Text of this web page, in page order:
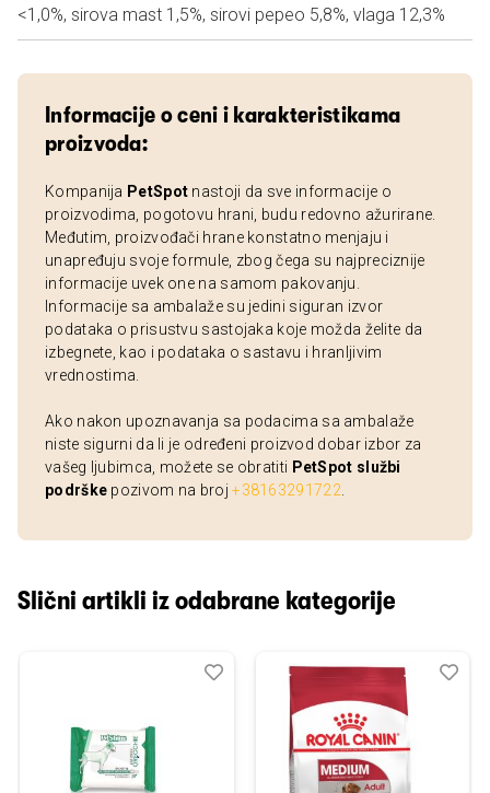
<1,0%, sirova mast 1,5%, sirovi pepeo 5,8%, vlaga 12,3%
Informacije o ceni i karakteristikama
proizvoda:
Kompanija PetSpot nastoji da sve informacije o
proizvodima, pogotovu hrani, budu redovno ažurirane.
Međutim, proizvođači hrane konstatno menjaju i
unapređuju svoje formule, zbog čega su najpreciznije
informacije uvek one na samom pakovanju.
Informacije sa ambalaže su jedini siguran izvor
podataka o prisustvu sastojaka koje možda želite da
izbegnete, kao i podataka o sastavu i hranljivim
vrednostima.
Ako nakon upoznavanja sa podacima sa ambalaže
niste sigurni da li je određeni proizvod dobar izbor za
vašeg ljubimca, možete se obratiti PetSpot službi
podrške pozivom na broj+38163291722
Slični artikli iz odabrane kategorije
Dodaj
Uporedi